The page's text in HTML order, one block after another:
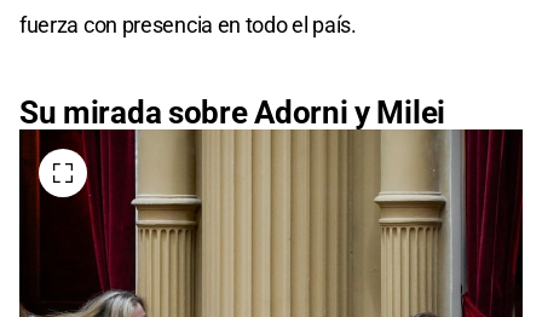
fuerza con presencia en todo el país.
Su mirada sobre Adorni y Milei